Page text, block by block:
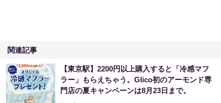
関連記事
【東京駅】2200円以上購入すると「冷感マフ
ラー」もらえちゃう。Glico初のアーモンド専
門店の夏キャンペーンは8月23日まで。